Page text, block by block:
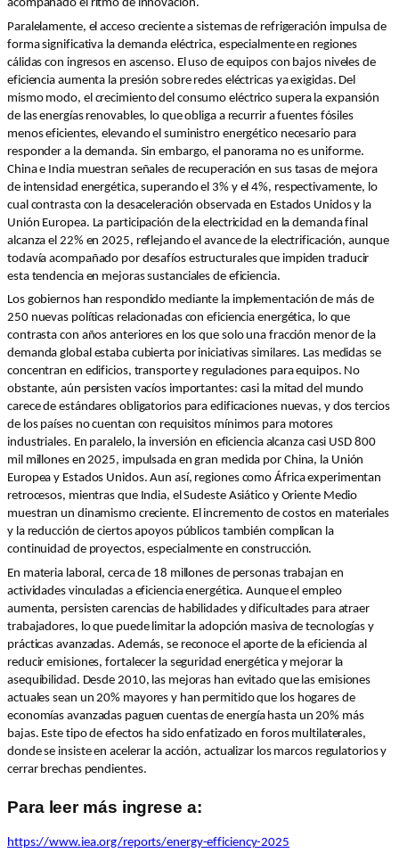
acompañado el ritmo de innovación.
Paralelamente, el acceso creciente a sistemas de refrigeración impulsa de
forma significativa la demanda eléctrica, especialmente en regiones
cálidas con ingresos en ascenso. El uso de equipos con bajos niveles de
eficiencia aumenta la presión sobre redes eléctricas ya exigidas. Del
mismo modo, el crecimiento del consumo eléctrico supera la expansión
de las energías renovables, lo que obliga a recurrir a fuentes fósiles
menos eficientes, elevando el suministro energético necesario para
responder a la demanda. Sin embargo, el panorama no es uniforme.
China e India muestran señales de recuperación en sus tasas de mejora
de intensidad energética, superando el 3% y el 4%, respectivamente, lo
cual contrasta con la desaceleración observada en Estados Unidos y la
Unión Europea. La participación de la electricidad en la demanda final
alcanza el 22% en 2025, reflejando el avance de la electrificación, aunque
todavía acompañado por desafíos estructurales que impiden traducir
esta tendencia en mejoras sustanciales de eficiencia.
Los gobiernos han respondido mediante la implementación de más de
250 nuevas políticas relacionadas con eficiencia energética, lo que
contrasta con años anteriores en los que solo una fracción menor de la
demanda global estaba cubierta por iniciativas similares. Las medidas se
concentran en edificios, transporte y regulaciones para equipos. No
obstante, aún persisten vacíos importantes: casi la mitad del mundo
carece de estándares obligatorios para edificaciones nuevas, y dos tercios
de los países no cuentan con requisitos mínimos para motores
industriales. En paralelo, la inversión en eficiencia alcanza casi USD 800
mil millones en 2025, impulsada en gran medida por China, la Unión
Europea y Estados Unidos. Aun así, regiones como África experimentan
retrocesos, mientras que India, el Sudeste Asiático y Oriente Medio
muestran un dinamismo creciente. El incremento de costos en materiales
y la reducción de ciertos apoyos públicos también complican la
continuidad de proyectos, especialmente en construcción.
En materia laboral, cerca de 18 millones de personas trabajan en
actividades vinculadas a eficiencia energética. Aunque el empleo
aumenta, persisten carencias de habilidades y dificultades para atraer
trabajadores, lo que puede limitar la adopción masiva de tecnologías y
prácticas avanzadas. Además, se reconoce el aporte de la eficiencia al
reducir emisiones, fortalecer la seguridad energética y mejorar la
asequibilidad. Desde 2010, las mejoras han evitado que las emisiones
actuales sean un 20% mayores y han permitido que los hogares de
economías avanzadas paguen cuentas de energía hasta un 20% más
bajas. Este tipo de efectos ha sido enfatizado en foros multilaterales,
donde se insiste en acelerar la acción, actualizar los marcos regulatorios y
cerrar brechas pendientes.
Para leer más ingrese a:
https://www.iea.org/reports/energy-efficiency-2025